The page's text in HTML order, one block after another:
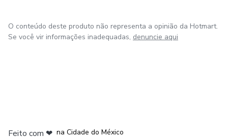
O conteúdo deste produto não representa a opinião da Hotmart.
Se você vir informações inadequadas, denuncie aqui
Feito com ❤ na Cidade do México